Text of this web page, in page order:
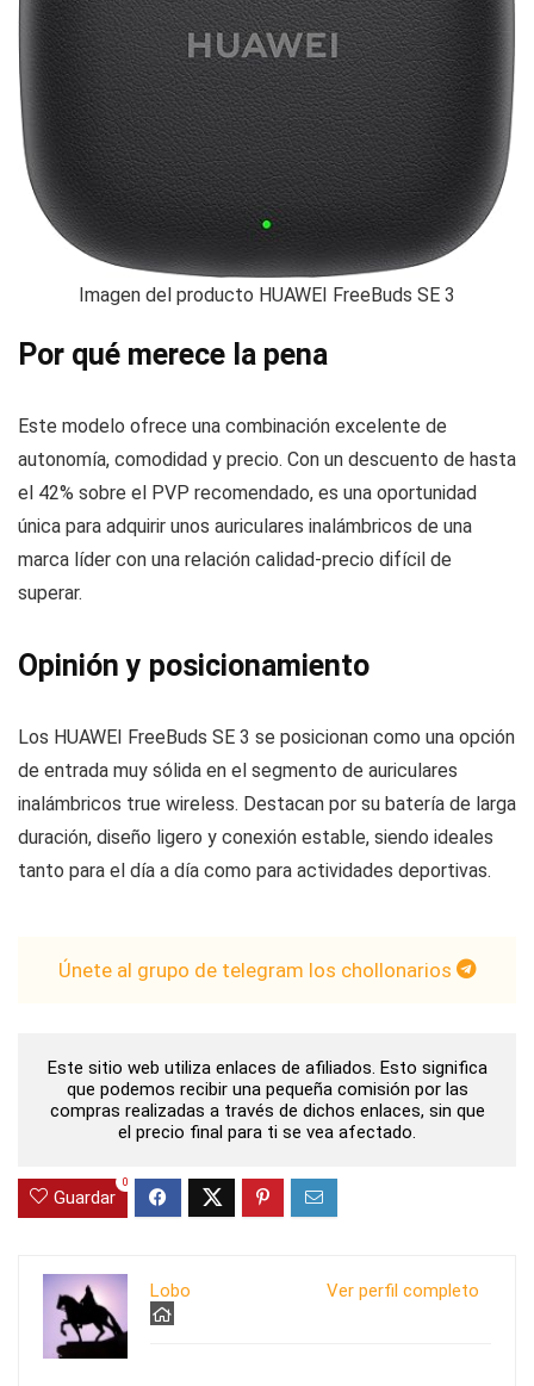
Imagen del producto HUAWEI FreeBuds SE 3
Por qué merece la pena
Este modelo ofrece una combinación excelente de
autonomía, comodidad y precio. Con un descuento de hasta
el 42% sobre el PVP recomendado, es una oportunidad
única para adquirir unos auriculares inalámbricos de una
marca líder con una relación calidad-precio difícil de
superar.
Opinión y posicionamiento
Los HUAWEI FreeBuds SE 3 se posicionan como una opción
de entrada muy sólida en el segmento de auriculares
inalámbricos true wireless. Destacan por su batería de larga
duración, diseño ligero y conexión estable, siendo ideales
tanto para el día a día como para actividades deportivas.
Únete al grupo de telegram los chollonarios
Este sitio web utiliza enlaces de afiliados. Esto significa
que podemos recibir una pequeña comisión por las
compras realizadas a través de dichos enlaces, sin que
el precio final para ti se vea afectado.
Guardar
0
Ver perfil completo
Lobo